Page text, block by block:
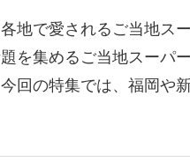
地で愛されるご当地ス
を集めるご当地スーパ
回の特集では、福岡や